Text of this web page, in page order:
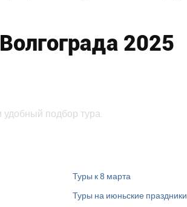
2025
подбор тура.
Туры к 8 марта
Туры на июньские праздники